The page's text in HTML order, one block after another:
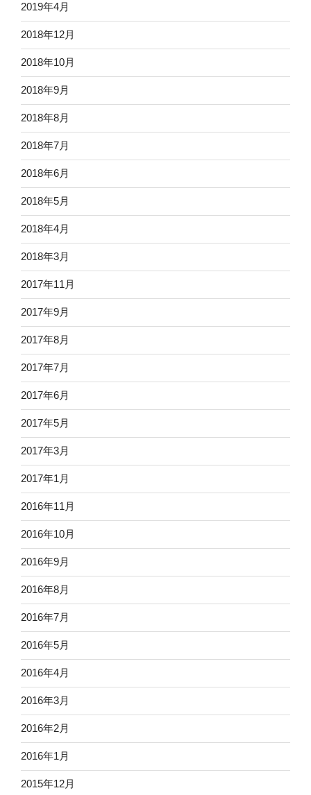
2019年4月
2018年12月
2018年10月
2018年9月
2018年8月
2018年7月
2018年6月
2018年5月
2018年4月
2018年3月
2017年11月
2017年9月
2017年8月
2017年7月
2017年6月
2017年5月
2017年3月
2017年1月
2016年11月
2016年10月
2016年9月
2016年8月
2016年7月
2016年5月
2016年4月
2016年3月
2016年2月
2016年1月
2015年12月